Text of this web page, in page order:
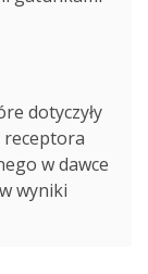
dotyczyły
w dawce
wyniki